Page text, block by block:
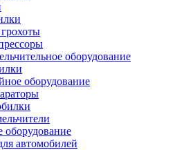
оборудование
оборудование
оборудование
автомобилей